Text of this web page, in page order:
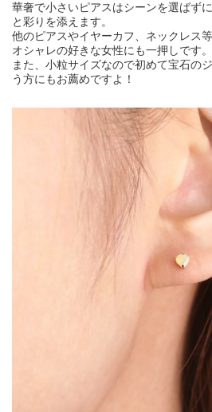
華奢で小さいピアスはシーンを選ばず
と彩りを添えます。
他のピアスやイヤーカフ、ネックレス
オシャレの好きな女性にも一押しです。
また、小粒サイズなので初めて宝石の
う方にもお薦めですよ！